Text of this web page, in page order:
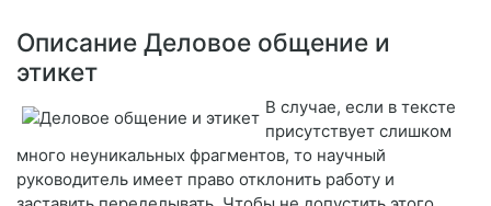
Описание Деловое общение и
этикет
В случае, если в тексте
присутствует слишком
много неуникальных фрагментов, то научный
руководитель имеет право отклонить работу и